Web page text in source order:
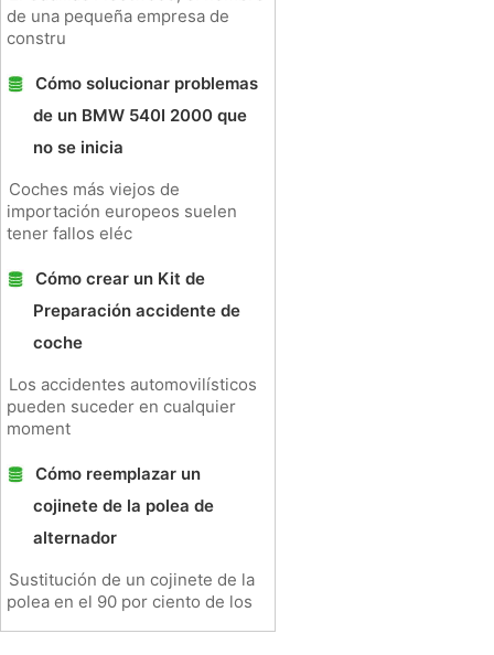
de una pequeña empresa de
constru
Cómo solucionar problemas
de un BMW 540I 2000 que
no se inicia
Coches más viejos de
importación europeos suelen
tener fallos eléc
Cómo crear un Kit de
Preparación accidente de
coche
Los accidentes automovilísticos
pueden suceder en cualquier
moment
Cómo reemplazar un
cojinete de la polea de
alternador
Sustitución de un cojinete de la
polea en el 90 por ciento de los